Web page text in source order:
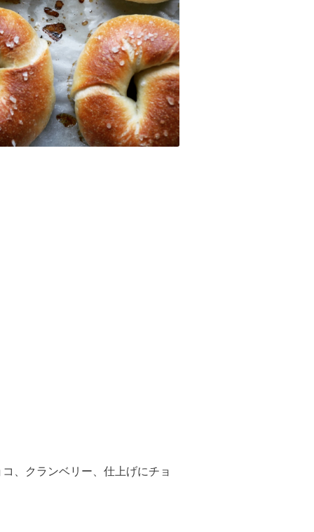
、クランベリー、仕上げにチョ